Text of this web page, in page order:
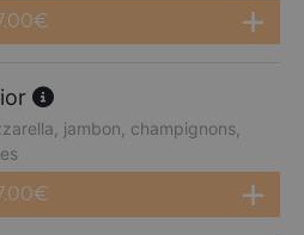
€
jambon, champignons,
€